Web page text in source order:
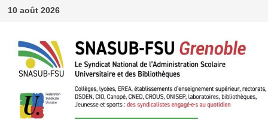
Passer
au10 août 2026